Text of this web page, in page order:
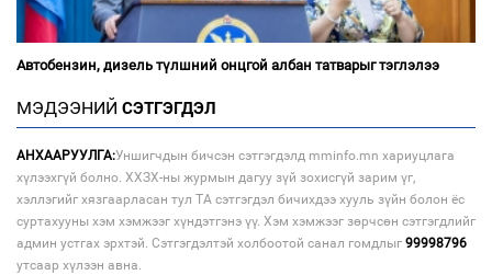
Автобензин, дизель түлшний онцгой албан татварыг тэглэлээ
МЭДЭЭНИЙ СЭТГЭГДЭЛ
АНХААРУУЛГА:Уншигчдын бичсэн сэтгэгдэлд mminfo.mn хариуцлага
хүлээхгүй болно. ХХЗХ-ны журмын дагуу зүй зохисгүй зарим үг,
хэллэгийг хязгаарласан тул ТА сэтгэгдэл бичихдээ хууль зүйн болон ёс
суртахууны хэм хэмжээг хүндэтгэнэ үү. Хэм хэмжээг зөрчсөн сэтгэгдлийг
админ устгах эрхтэй. Сэтгэгдэлтэй холбоотой санал гомдлыг 99998796
утсаар хүлээн авна.